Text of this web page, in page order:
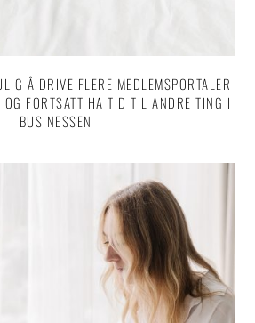
Å DRIVE FLERE MEDLEMSPORTALER
FORTSATT HA TID TIL ANDRE TING I
BUSINESSEN